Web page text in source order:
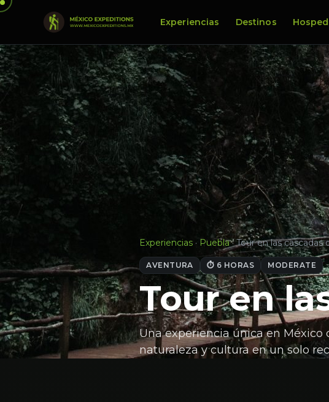
Experiencias Destinos
Experiencias · Puebla · Tour en las cascadas
AVENTURA ⏱ 6 HORAS MODERATE
Tour en
Una experiencia única en
naturaleza y cultura en un solo